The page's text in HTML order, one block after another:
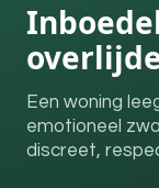
Een woning
emotioneel
discreet,